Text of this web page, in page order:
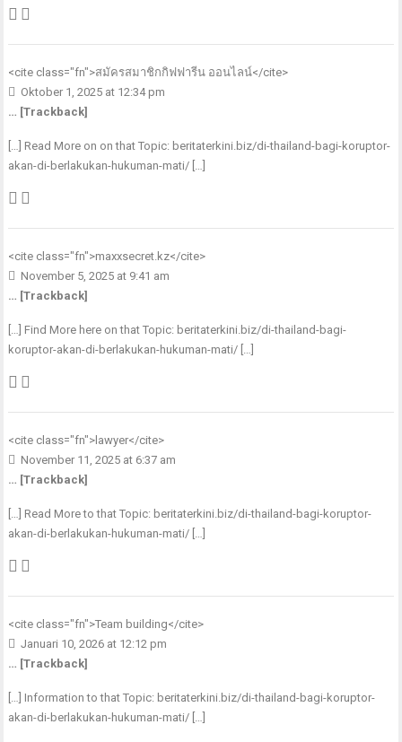
<cite class="fn">สมัครสมาชิกกิฟฟารีน ออนไลน์</cite>
Oktober 1, 2025 at 12:34 pm
… [Trackback]
[…] Read More on on that Topic: beritaterkini.biz/di-thailand-bagi-koruptor-
akan-di-berlakukan-hukuman-mati/ […]
<cite class="fn">maxxsecret.kz</cite>
November 5, 2025 at 9:41 am
… [Trackback]
[…] Find More here on that Topic: beritaterkini.biz/di-thailand-bagi-
koruptor-akan-di-berlakukan-hukuman-mati/ […]
<cite class="fn"> lawyer</cite>
November 11, 2025 at 6:37 am
… [Trackback]
[…] Read More to that Topic: beritaterkini.biz/di-thailand-bagi-koruptor-
akan-di-berlakukan-hukuman-mati/ […]
<cite class="fn">Team building</cite>
Januari 10, 2026 at 12:12 pm
… [Trackback]
[…] Information to that Topic: beritaterkini.biz/di-thailand-bagi-koruptor-
akan-di-berlakukan-hukuman-mati/ […]